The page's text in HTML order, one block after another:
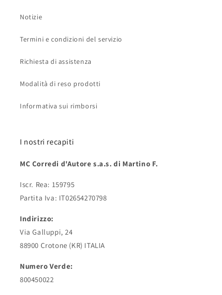
Notizie
Termini e condizioni del servizio
Richiesta di assistenza
Modalità di reso prodotti
Informativa sui rimborsi
I nostri recapiti
MC Corredi d'Autore s.a.s. di Martino F.
Iscr. Rea: 159795
Partita Iva: IT02654270798
Indirizzo:
Via Galluppi, 24
88900 Crotone (KR) ITALIA
Numero Verde:
800450022